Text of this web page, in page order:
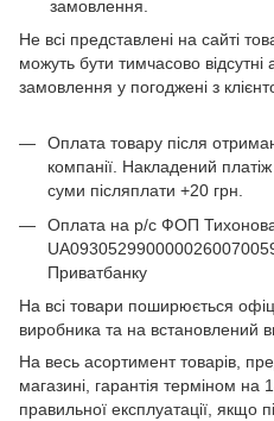
замовлення.
Не всі представлені на сайті
можуть бути тимчасово
замовлення у погоджені з
Оплата товару після
компанії. Накладений
суми післяплати +20 грн.
Оплата на р/с ФОП
Приватбанку
На всі товари поширюється
виробника та на встановлений
На весь асортимент товарів,
магазині, гарантія терміном на
правильної експлуатації, якщо